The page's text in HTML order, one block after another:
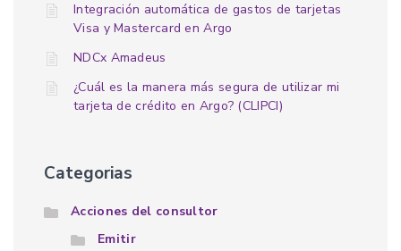
Integración automática de gastos de tarjetas
Visa y Mastercard en Argo
NDCx Amadeus
¿Cuál es la manera más segura de utilizar mi
tarjeta de crédito en Argo? (CLIPCI)
Categorias
Acciones del consultor
Emitir